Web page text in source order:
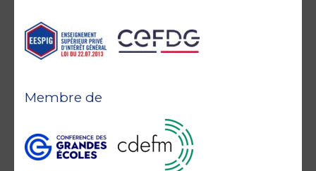
Membre de